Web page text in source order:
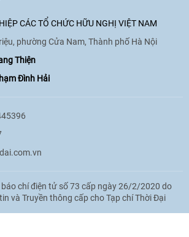
[Video] Doanh nghiệp Hoa Kỳ hỗ trợ
Việt Nam xác định danh tính người mất
tích trong chiến tranh
CÁC TỔ CHỨC HỮU NGHỊ VIỆT NAM
phường Cửa Nam, Thành phố Hà Nội
Thiện
Đình Hải
chí điện tử số 73 cấp ngày 26/2/2020 do
và Truyền thông cấp cho Tạp chí Thời Đại